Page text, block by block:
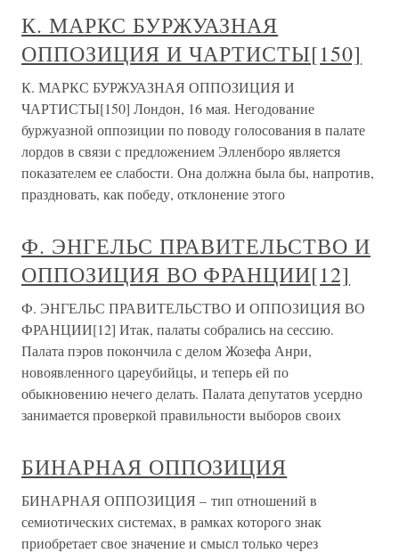
К. МАРКС БУРЖУАЗНАЯ
ОППОЗИЦИЯ И ЧАРТИСТЫ[150]
К. МАРКС БУРЖУАЗНАЯ ОППОЗИЦИЯ И
ЧАРТИСТЫ[150] Лондон, 16 мая. Негодование
буржуазной оппозиции по поводу голосования в палате
лордов в связи с предложением Элленборо является
показателем ее слабости. Она должна была бы, напротив,
праздновать, как победу, отклонение этого
Ф. ЭНГЕЛЬС ПРАВИТЕЛЬСТВО И
ОППОЗИЦИЯ ВО ФРАНЦИИ[12]
Ф. ЭНГЕЛЬС ПРАВИТЕЛЬСТВО И ОППОЗИЦИЯ ВО
ФРАНЦИИ[12] Итак, палаты собрались на сессию.
Палата пэров покончила с делом Жозефа Анри,
новоявленного цареубийцы, и теперь ей по
обыкновению нечего делать. Палата депутатов усердно
занимается проверкой правильности выборов своих
БИНАРНАЯ ОППОЗИЦИЯ
БИНАРНАЯ ОППОЗИЦИЯ – тип отношений в
семиотических системах, в рамках которого знак
приобретает свое значение и смысл только через